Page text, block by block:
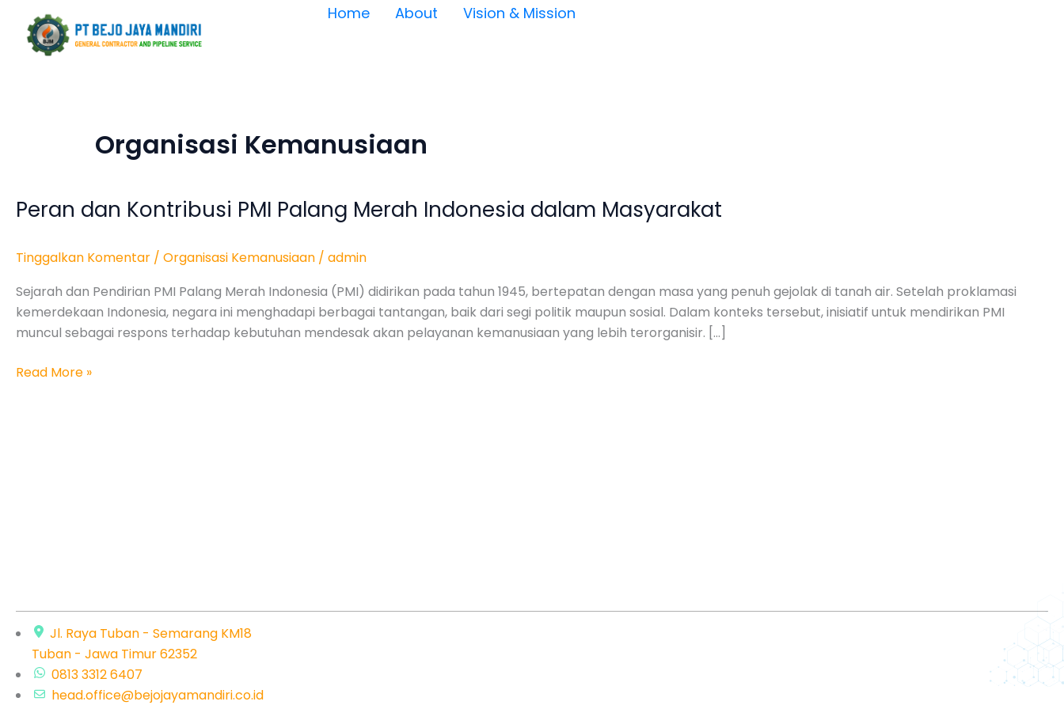
konten
Home About Vision & Mission
Organisasi Kemanusiaan
Peran dan Kontribusi PMI Palang Merah Indonesia dalam Masyarakat
Tinggalkan Komentar / Organisasi Kemanusiaan / admin
Sejarah dan Pendirian PMI Palang Merah Indonesia (PMI) didirikan pada tahun 1945, bertepatan dengan masa yang penuh gejolak di tanah air. Setelah proklamasi
kemerdekaan Indonesia, negara ini menghadapi berbagai tantangan, baik dari segi politik maupun sosial. Dalam konteks tersebut, inisiatif untuk mendirikan PMI
muncul sebagai respons terhadap kebutuhan mendesak akan pelayanan kemanusiaan yang lebih terorganisir. […]
Peran
PMI
Palang
Merah
Indonesia
Masyarakat
Read More »
Jl. Raya Tuban - Semarang KM18
Tuban - Jawa Timur 62352
0813 3312 6407
head.office@bejojayamandiri.co.id